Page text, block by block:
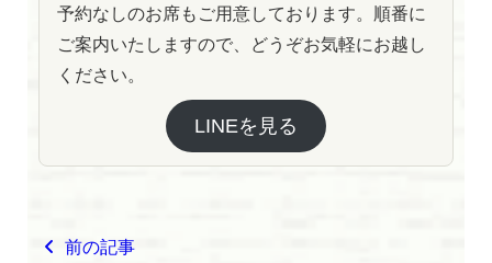
予約なしのお席もご用意しております。順番に
ご案内いたしますので、どうぞお気軽にお越し
ください。
LINEを見る
前の記事